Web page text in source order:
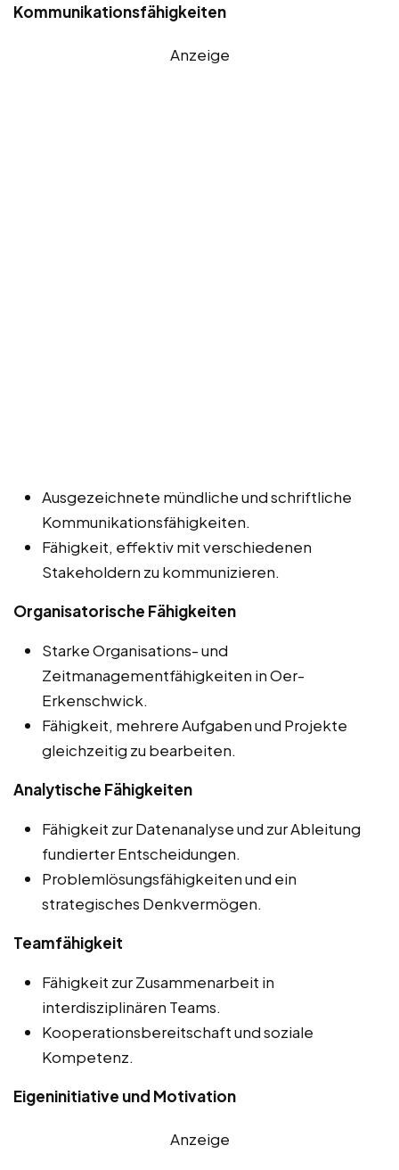
Kommunikationsfähigkeiten
Anzeige
Ausgezeichnete mündliche und schriftliche
Kommunikationsfähigkeiten.
Fähigkeit, effektiv mit verschiedenen
Stakeholdern zu kommunizieren.
Organisatorische Fähigkeiten
Starke Organisations- und
Zeitmanagementfähigkeiten in Oer-
Erkenschwick.
Fähigkeit, mehrere Aufgaben und Projekte
gleichzeitig zu bearbeiten.
Analytische Fähigkeiten
Fähigkeit zur Datenanalyse und zur Ableitung
fundierter Entscheidungen.
Problemlösungsfähigkeiten und ein
strategisches Denkvermögen.
Teamfähigkeit
Fähigkeit zur Zusammenarbeit in
interdisziplinären Teams.
Kooperationsbereitschaft und soziale
Kompetenz.
Eigeninitiative und Motivation
Anzeige